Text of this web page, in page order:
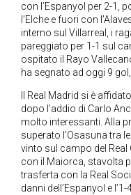
con l’Espanyol per 2-1,
l’Elche e fuori con
interno sul Villarreal, i
pareggiato per 1-1 sul
ospitato il Rayo
ha segnato ad oggi 9
Il Real Madrid si è
dopo l’addio di Carlo
molto interessanti. Alla
superato l’Osasuna tra
vinto sul campo del Real
con il Maiorca, stavolta
trasferta con la Real
danni dell’Espanyol e